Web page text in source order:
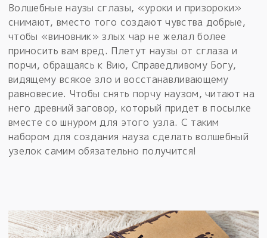
Волшебные наузы сглазы, «уроки и призороки»
снимают, вместо того создают чувства добрые,
чтобы «виновник» злых чар не желал более
приносить вам вред. Плетут наузы от сглаза и
порчи, обращаясь к Вию, Справедливому Богу,
видящему всякое зло и восстанавливающему
равновесие. Чтобы снять порчу наузом, читают на
него древний заговор, который придет в посылке
вместе со шнуром для этого узла. С таким
набором для создания науза сделать волшебный
узелок самим обязательно получится!